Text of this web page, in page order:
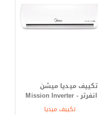
تكييف ميديا ميشن
انفرتر - Mission Inverter
تكييف ميديا